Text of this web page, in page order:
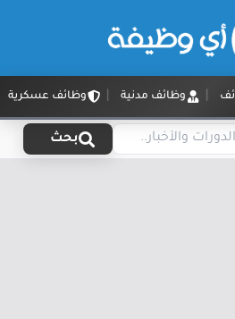
وظائف مدنية وظائف عسكرية
بحث